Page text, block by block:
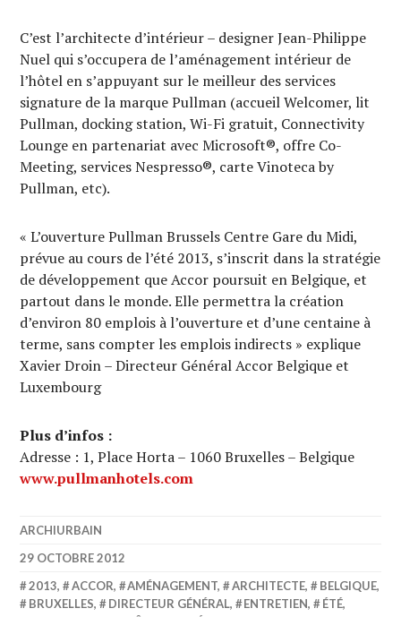
C’est l’architecte d’intérieur – designer Jean-Philippe
Nuel qui s’occupera de l’aménagement intérieur de
l’hôtel en s’appuyant sur le meilleur des services
signature de la marque Pullman (accueil Welcomer, lit
Pullman, docking station, Wi-Fi gratuit, Connectivity
Lounge en partenariat avec Microsoft®, offre Co-
Meeting, services Nespresso®, carte Vinoteca by
Pullman, etc).
« L’ouverture Pullman Brussels Centre Gare du Midi,
prévue au cours de l’été 2013, s’inscrit dans la stratégie
de développement que Accor poursuit en Belgique, et
partout dans le monde. Elle permettra la création
d’environ 80 emplois à l’ouverture et d’une centaine à
terme, sans compter les emplois indirects » explique
Xavier Droin – Directeur Général Accor Belgique et
Luxembourg
Plus d’infos :
Adresse : 1, Place Horta – 1060 Bruxelles – Belgique
www.pullmanhotels.com
ARCHIURBAIN
29 OCTOBRE 2012
2013, ACCOR, AMÉNAGEMENT, ARCHITECTE, BELGIQUE,
BRUXELLES, DIRECTEUR GÉNÉRAL, ENTRETIEN, ÉTÉ,